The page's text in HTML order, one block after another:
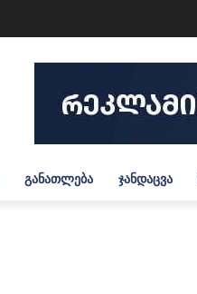
ᲒᲐᲜᲐᲗᲚᲔᲑᲐ ᲯᲐᲜᲓᲐᲪᲕᲐ